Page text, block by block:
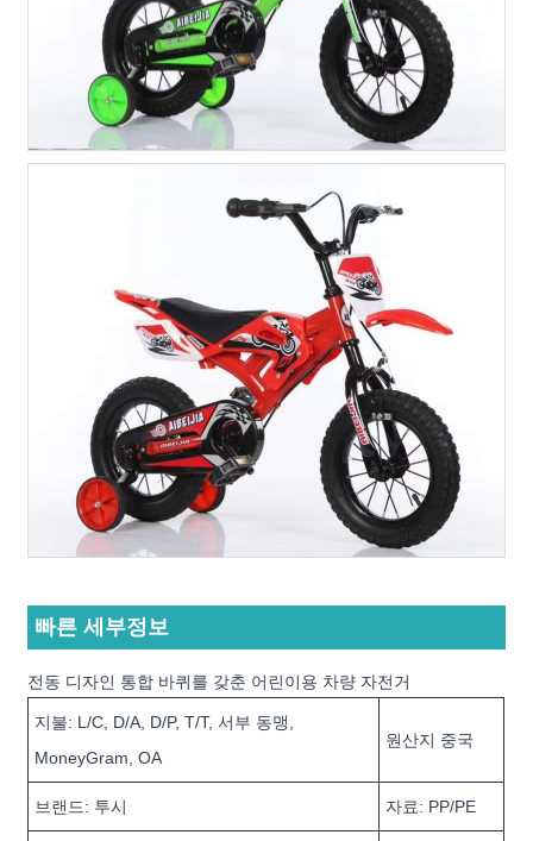
빠른 세부정보
전동 디자인 통합 바퀴를 갖춘 어린이용 차량 자전거
지불: L/C, D/A, D/P, T/T, 서부 동맹,
MoneyGram, OA
원산지 중국
브랜드: 투시 자료: PP/PE